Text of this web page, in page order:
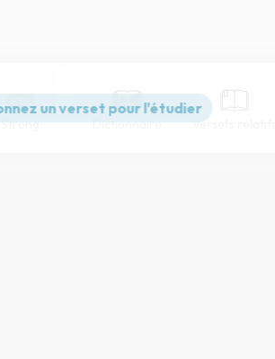
Strong Dictionnaire Versets relatifs